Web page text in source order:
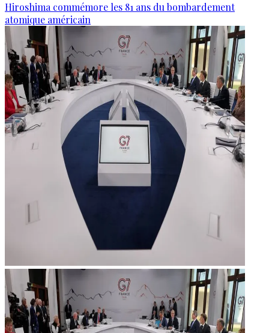
Hiroshima commémore les 81 ans du bombardement
atomique américain